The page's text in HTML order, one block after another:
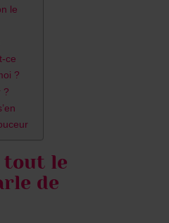
le
ce
?
?
tout le
de